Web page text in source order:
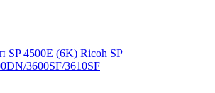
SP 4500E (6K) Ricoh SP
3600SF/3610SF